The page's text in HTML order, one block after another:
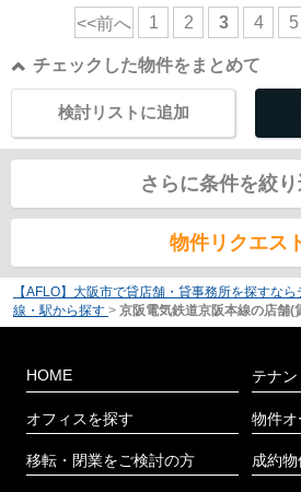
<<前へ 1 2 3 4 5
チェックした物件をまとめて
検討リストに追加
さらに条件を絞
物件リクエス
【AFLO】大阪市で貸店舗・貸事務所を探すなら
線・駅から探す > 京阪電気鉄道京阪本線の店舗(
HOME
オフィスを探す
移転・閉業をご検討の方
テナ
物件オ
成約物